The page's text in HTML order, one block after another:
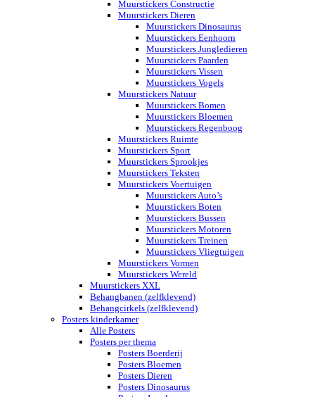
Muurstickers Constructie
Muurstickers Dieren
Muurstickers Dinosaurus
Muurstickers Eenhoorn
Muurstickers Jungledieren
Muurstickers Paarden
Muurstickers Vissen
Muurstickers Vogels
Muurstickers Natuur
Muurstickers Bomen
Muurstickers Bloemen
Muurstickers Regenboog
Muurstickers Ruimte
Muurstickers Sport
Muurstickers Sprookjes
Muurstickers Teksten
Muurstickers Voertuigen
Muurstickers Auto’s
Muurstickers Boten
Muurstickers Bussen
Muurstickers Motoren
Muurstickers Treinen
Muurstickers Vliegtuigen
Muurstickers Vormen
Muurstickers Wereld
Muurstickers XXL
Behangbanen (zelfklevend)
Behangcirkels (zelfklevend)
Posters kinderkamer
Alle Posters
Posters per thema
Posters Boerderij
Posters Bloemen
Posters Dieren
Posters Dinosaurus